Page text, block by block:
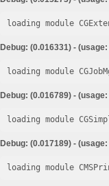
loading module
Debug: (0.016331) -
loading module
Debug: (0.016789) -
loading module
Debug: (0.017189) -
loading module